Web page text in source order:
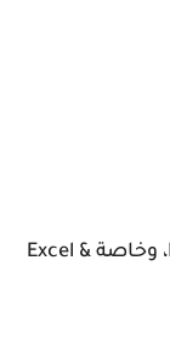
• الكفاءة في استخدام Microsoft Office، وخاصة Excel &